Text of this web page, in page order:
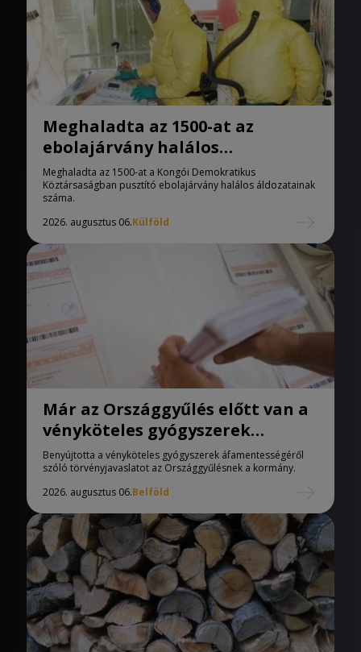
Meghaladta az 1500-at az
ebolajárvány halálos
áldozatainak száma
Meghaladta az 1500-at a Kongói Demokratikus
Köztársaságban pusztító ebolajárvány halálos áldozatainak
száma.
2026. augusztus 06.Külföld
Már az Országgyűlés előtt van a
vényköteles gyógyszerek
áfamentességéről szóló
törvényjavaslat
Benyújtotta a vényköteles gyógyszerek áfamentességéről
szóló törvényjavaslatot az Országgyűlésnek a kormány.
2026. augusztus 06.Belföld